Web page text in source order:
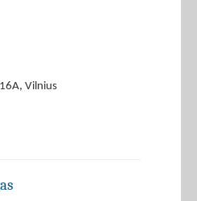
Vilnius